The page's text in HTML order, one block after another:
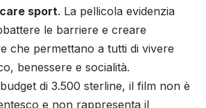
sport. La pellicola evidenzia
le barriere e creare
che permettano a tutti di vivere
benessere e socialità.
di 3.500 sterline, il film non è
e non rappresenta il